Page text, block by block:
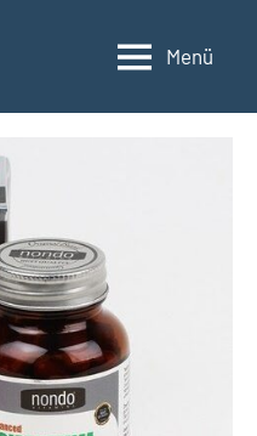
Menü